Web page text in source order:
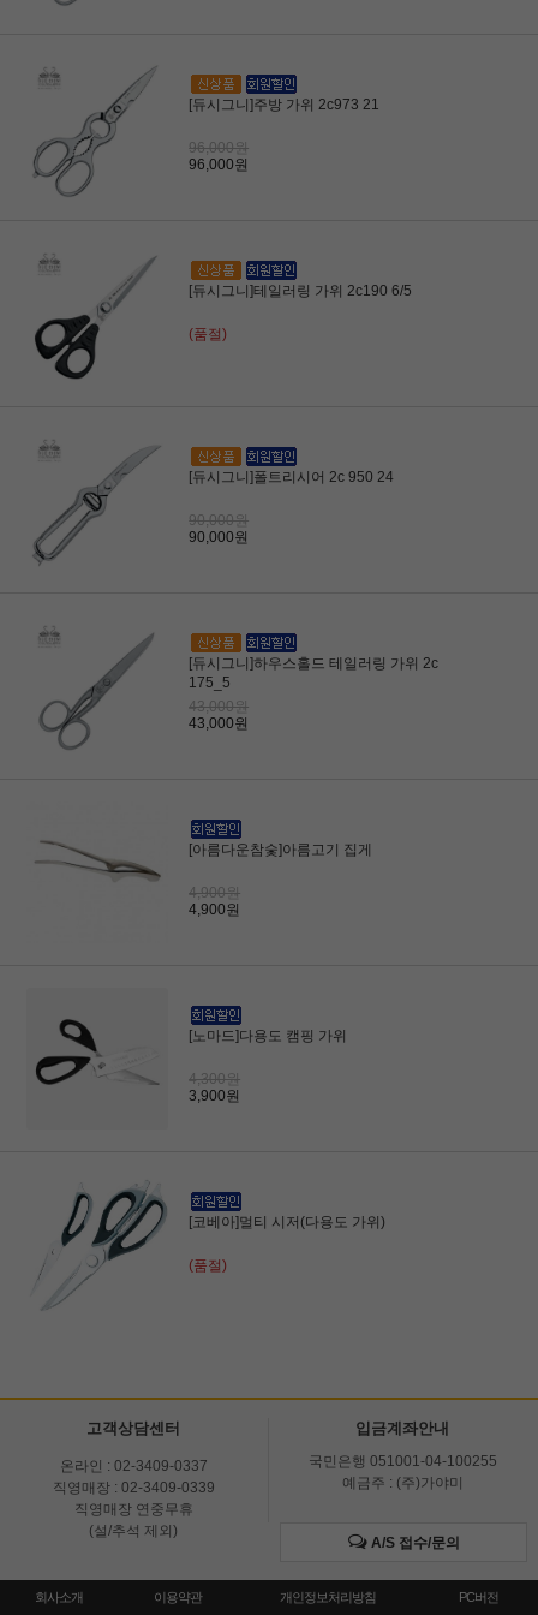
[듀시그니]주방 가위 2c973 21
96,000원
96,000원
[듀시그니]테일러링 가위 2c190 6/5
(품절)
[듀시그니]폴트리시어 2c 950 24
90,000원
90,000원
[듀시그니]하우스홀드 테일러링 가위 2c
175_5
43,000원
43,000원
[아름다운참숯]아름고기 집게
4,900원
4,900원
[노마드]다용도 캠핑 가위
4,300원
3,900원
[코베아]멀티 시저(다용도 가위)
(품절)
고객상담센터
온라인 : 02-3409-0337
직영매장 : 02-3409-0339
직영매장 연중무휴
(설/추석 제외)
입금계좌안내
국민은행 051001-04-100255
예금주 : (주)가야미
A/S 접수/문의
회사소개 이용약관 개인정보처리방침 PC버전